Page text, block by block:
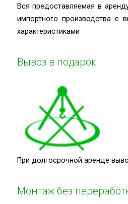
Вся предоставляемая в
импортного производства с
характеристиками
Вывоз в подарок
При долгосрочной аренде
Монтаж без